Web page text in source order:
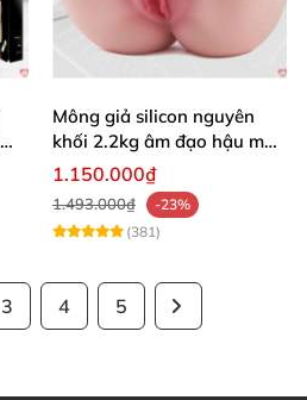
Mông giả silicon nguyên
khối 2.2kg âm đạo hậu môn
thật
1.150.000₫
1.493.000₫
-23%
(381)
3 4 5